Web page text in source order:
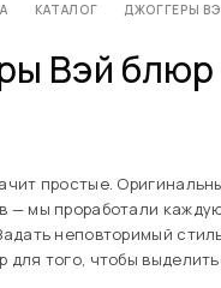
КАТАЛОГ ДЖОГГЕРЫ
Вэй блюр
простые.
— мы проработали
неповторимый
для того, чтобы